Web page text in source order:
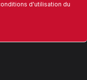
d'utilisation du